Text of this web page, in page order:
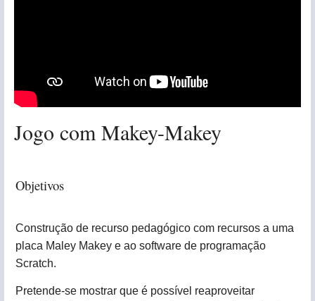
Jogo com Makey-Makey
Objetivos
Construção de recurso pedagógico com recursos a uma
placa Maley Makey e ao software de programação
Scratch.
Pretende-se mostrar que é possível reaproveitar